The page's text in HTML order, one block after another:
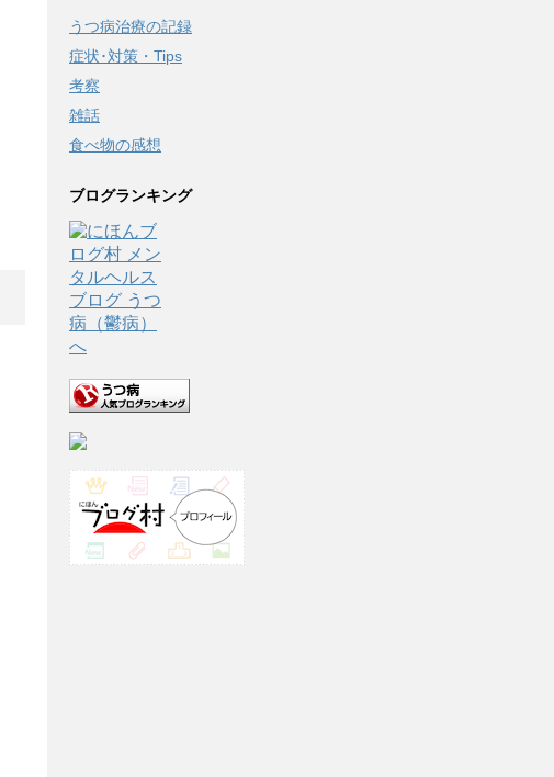
うつ病治療の記録
症状･対策・Tips
考察
雑話
食べ物の感想
ブログランキング